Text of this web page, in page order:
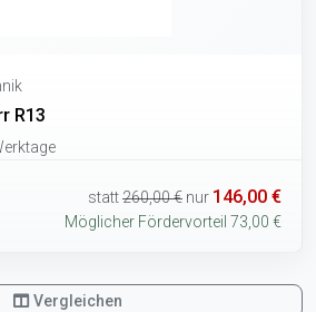
R13
statt260,00 € nur 146,00 €
Möglicher Fördervorteil 73,00 €
Vergleichen